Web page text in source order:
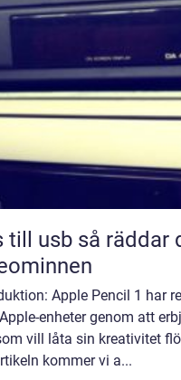
räddar du dina gamla
Apple Pencil 1 har
enheter genom att
vill låta sin kreativitet
kommer vi a...